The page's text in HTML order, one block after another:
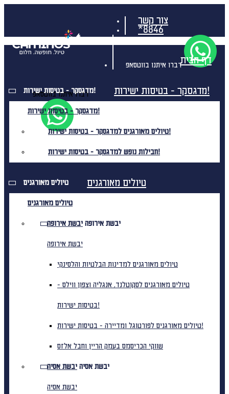
צור קשר
*8846
דברו איתנו בווטסאפ
דברו איתנו בווטסאפ
דף הבית
מדגסקר - בטיסות ישירות! מדגסקר - בטיסות ישירות!
מדגסקר - בטיסות ישירות!
טיולים מאורגנים למדגסקר - בטיסות ישירות!
חבילות נופש למדגסקר - בטיסות ישירות!
טיולים מאורגנים טיולים מאורגנים
טיולים מאורגנים
יבשת אירופה יבשת אירופה
יבשת אירופה
טיולים מאורגנים למדינות הבלטיות והלסינקי
טיולים מאורגנים לסקוטלנד, אנגליה וצפון ווילס -
בטיסות ישירות!
טיולים מאורגנים לפורטוגל ומדיירה - בטיסות ישירות!
שווקי הכריסמס בעמק הריין וחבל אלזס
יבשת אסיה יבשת אסיה
יבשת אסיה